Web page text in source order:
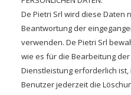
De Pietri Srl wird diese Daten
Beantwortung der
verwenden. De Pietri Srl
wie es für die Bearbeitung
Dienstleistung erforderlich ist,
Benutzer jederzeit die